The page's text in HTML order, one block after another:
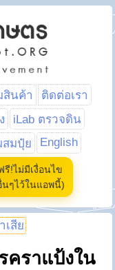
สินค้า
ติดต่อเรา
iLab ตรวจดิน
สมปุ๋ย English
รี!ไม่มีเงื่อนไข
ๆไว้ในแอพนี้)
เสีย
คราแป้งใน